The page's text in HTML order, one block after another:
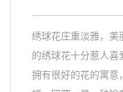
绣球花庄重淡雅，美
的绣球花十分惹人喜
拥有很好的花的寓意